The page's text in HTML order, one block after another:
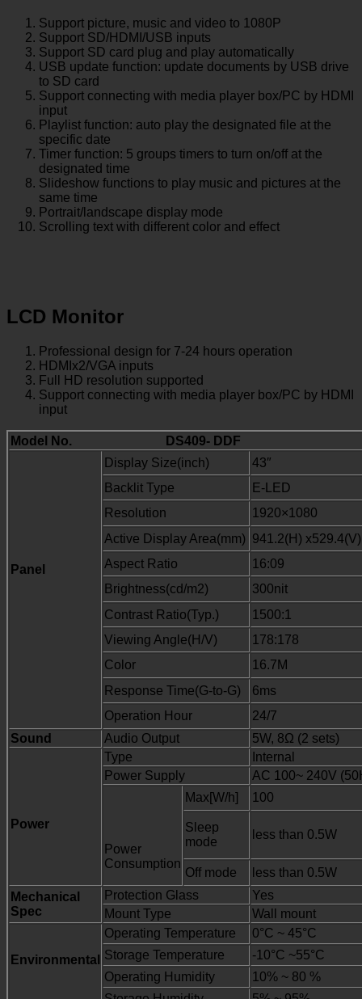
Support picture, music and video to 1080P
Support SD/HDMI/USB inputs
Support SD card plug and play automatically
USB update function: update documents by USB drive
to SD card
Support connecting with media player box/PC by HDMI
input
Playlist function: auto play the designated file at the
specific date
Timer function: 5 groups timers to turn on/off at the
designated time
Slideshow functions to play music and pictures at the
same time
Portrait/landscape display mode
Scrolling text with different color and effect
LCD Monitor
Professional design for 7-24 hours operation
HDMIx2/VGA inputs
Full HD resolution supported
Support connecting with media player box/PC by HDMI
input
Model No. DS409- DDF
Panel
Display Size(inch)
43″
Backlit Type
E-LED
Resolution
1920×1080
Active Display Area(mm) 941.2(H) x529.4(V)
Aspect Ratio
16:09
Brightness(cd/m2)
300nit
Contrast Ratio(Typ.)
1500:1
Viewing Angle(H/V)
178:178
Color
16.7M
Response Time(G-to-G)
6ms
Operation Hour
24/7
Sound
Audio Output 5W, 8Ω (2 sets)
Power
Type
Internal
Power Supply
AC 100~ 240V
Power
Consumption
Max[W/h] 100
Sleep
mode
less than 0.5W
Off mode
less than 0.5W
Mechanical
Spec
Protection Glass
Yes
Mount Type
Wall mount
Environmental
Operating Temperature
0°C ~ 45°C
Storage Temperature
-10°C ~55°C
Operating Humidity
10% ~ 80 %